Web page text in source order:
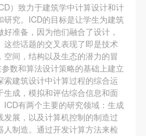
）致力于建筑学中计算设计和计
究。ICD的目标是让学生为建筑
准备，因为他们融合了设计，
这些话题的交叉表现了即是技术
空间，结构以及生态的潜力的冒
数和算法设计策略的基础上建立
建筑设计中计算过程的综合运
生成，模拟和评估综合信息和面
ICD有两个主要的研究领域：生成
展，以及计算机控制的制造过
制造。通过开发计算方法来检